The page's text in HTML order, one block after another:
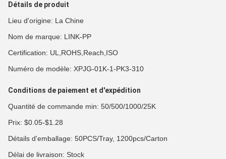
Détails de produit
Lieu d'origine: La Chine
Nom de marque: LINK-PP
Certification: UL,ROHS,Reach,ISO
Numéro de modèle: XPJG-01K-1-PK3-310
Conditions de paiement et d'expédition
Quantité de commande min: 50/500/1000/25K
Prix: $0.05-$1.28
Détails d'emballage: 50PCS/Tray, 1200pcs/Carton
Délai de livraison: Stock